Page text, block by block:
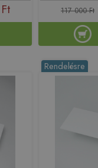
117 000 Ft
Rendelésre